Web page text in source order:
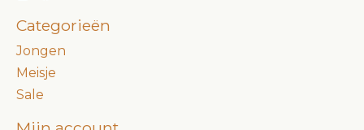
Categorieën
Jongen
Meisje
Sale